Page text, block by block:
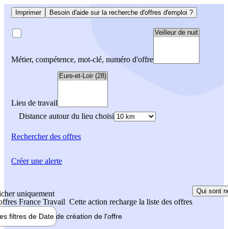
Imprimer Besoin d'aide sur la recherche d'offres d'emploi ?
Métier, compétence, mot-clé, numéro d'offre
Lieu de travail
Distance autour du lieu choisi
Rechercherdes offres
uniquement
France Travail Cette action recharge la liste des offres
Qui sont
filtres de Date de création de l'offre
Créer une alerte